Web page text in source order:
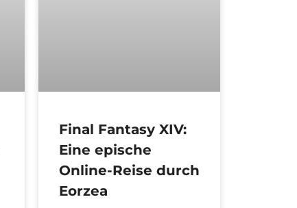
Final Fantasy XIV:
Eine epische
Online-Reise durch
Eorzea